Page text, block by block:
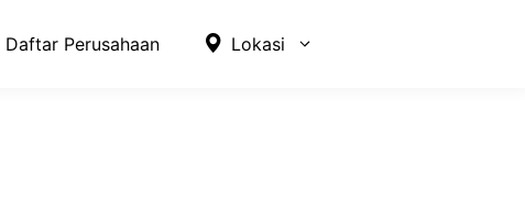
Daftar Perusahaan Lokasi